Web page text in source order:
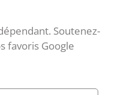
Soutenez-
favoris Google